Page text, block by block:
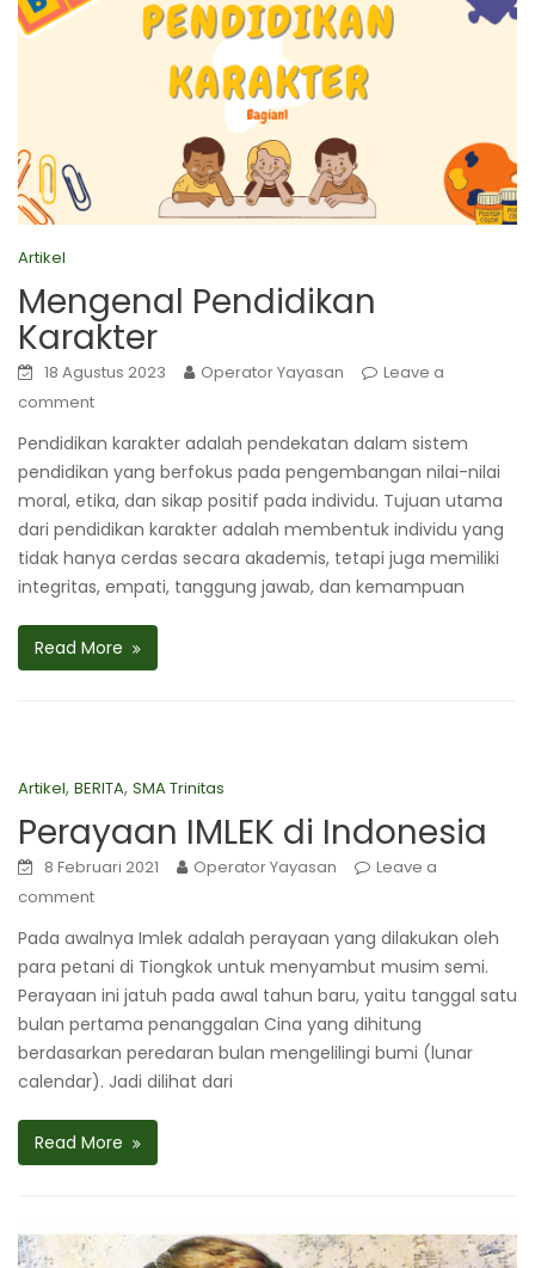
Artikel
Mengenal Pendidikan
Karakter
18 Agustus 2023 Operator Yayasan
Leave a
comment
Pendidikan karakter adalah pendekatan dalam sistem
pendidikan yang berfokus pada pengembangan nilai-nilai
moral, etika, dan sikap positif pada individu. Tujuan utama
dari pendidikan karakter adalah membentuk individu yang
tidak hanya cerdas secara akademis, tetapi juga memiliki
integritas, empati, tanggung jawab, dan kemampuan
Read More
Artikel, BERITA, SMA Trinitas
Perayaan IMLEK di Indonesia
8 Februari 2021 Operator Yayasan
Leave a
comment
Pada awalnya Imlek adalah perayaan yang dilakukan oleh
para petani di Tiongkok untuk menyambut musim semi.
Perayaan ini jatuh pada awal tahun baru, yaitu tanggal satu
bulan pertama penanggalan Cina yang dihitung
berdasarkan peredaran bulan mengelilingi bumi (lunar
calendar). Jadi dilihat dari
Read More